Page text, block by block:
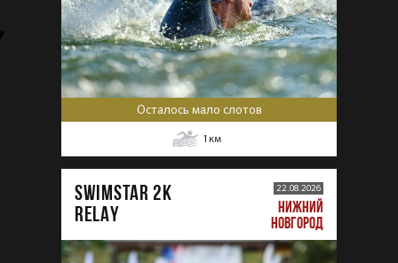
Осталось мало слотов
1 км
SWIMSTAR 2K
RELAY
22.08.2026
НИЖНИЙ
НОВГОРОД